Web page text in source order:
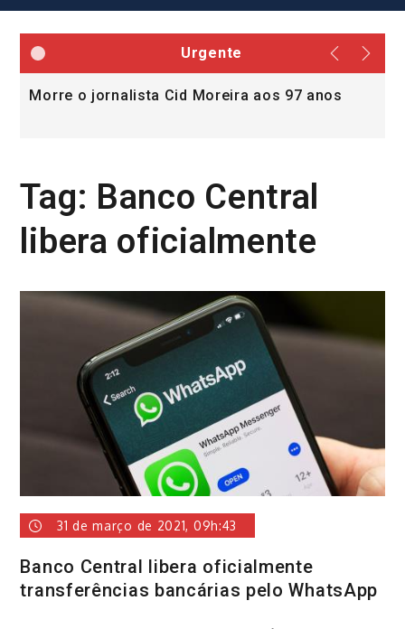
Urgente
Morre o jornalista Cid Moreira aos 97 anos
Tag: Banco Central
libera oficialmente
31 de março de 2021, 09h:43
Banco Central libera oficialmente
transferências bancárias pelo WhatsApp